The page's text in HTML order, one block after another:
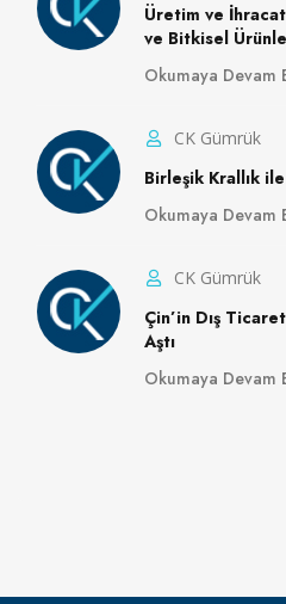
Üretim ve
ve Bitkisel
Okumaya Devam
CK Gümrük
Birleşik Krallık
Okumaya Devam
CK Gümrük
Çin’in Dış
Aştı
Okumaya Devam